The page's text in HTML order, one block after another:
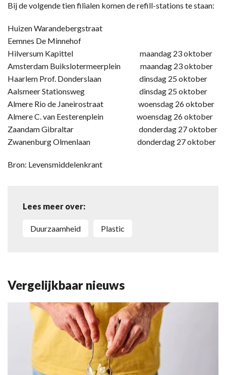
Bij de volgende tien filialen komen de refill-stations te staan:
Huizen Warandebergstraat
Eemnes De Minnehof
Hilversum Kapittel maandag 23 oktober
Amsterdam Buikslotermeerplein maandag 23 oktober
Haarlem Prof. Donderslaan dinsdag 25 oktober
Aalsmeer Stationsweg dinsdag 25 oktober
Almere Rio de Janeirostraat woensdag 26 oktober
Almere C. van Eesterenplein woensdag 26 oktober
Zaandam Gibraltar donderdag 27 oktober
Zwanenburg Olmenlaan donderdag 27 oktober
Bron: Levensmiddelenkrant
Lees meer over:
duurzaamheid plastic
Vergelijkbaar nieuws